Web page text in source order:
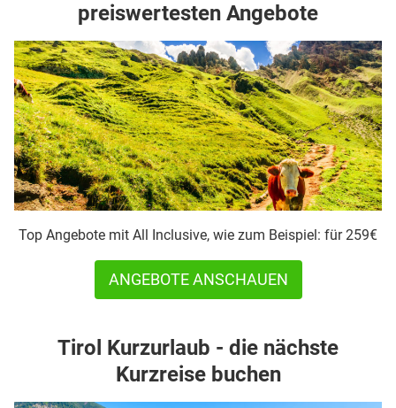
preiswertesten Angebote
Top Angebote mit All Inclusive, wie zum Beispiel: für 259€
ANGEBOTE ANSCHAUEN
Tirol Kurzurlaub - die nächste
Kurzreise buchen